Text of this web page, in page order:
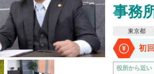
事務
東京都
初
役所から近い